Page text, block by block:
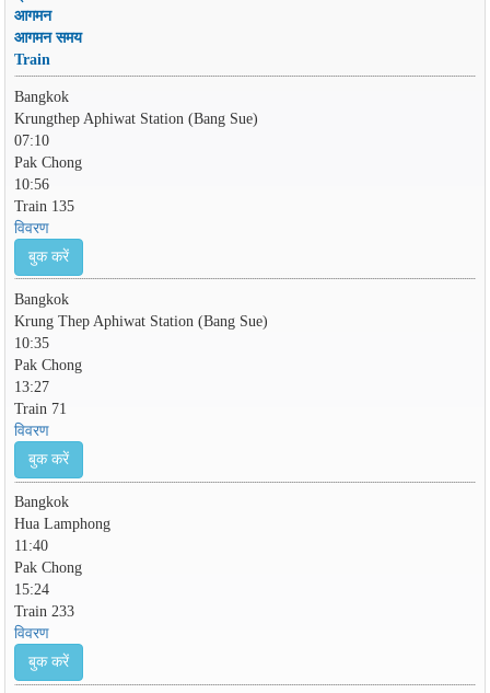
आगमन
आगमन समय
Train
Bangkok
Krungthep Aphiwat Station (Bang Sue)
07:10
Pak Chong
10:56
Train 135
विवरण
बुक करें
Bangkok
Krung Thep Aphiwat Station (Bang Sue)
10:35
Pak Chong
13:27
Train 71
विवरण
बुक करें
Bangkok
Hua Lamphong
11:40
Pak Chong
15:24
Train 233
विवरण
बुक करें